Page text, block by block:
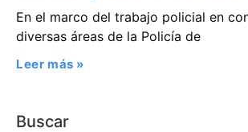
En el marco del trabajo policial en
diversas áreas de la Policía de
Leer más »
Buscar